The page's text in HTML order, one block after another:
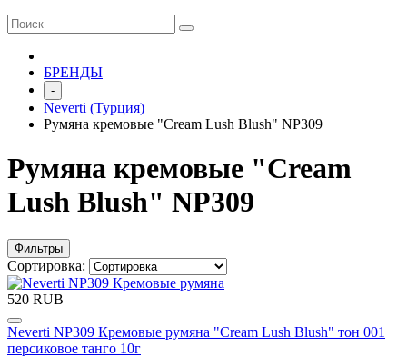
БРЕНДЫ
-
Neverti (Турция)
Румяна кремовые "Cream Lush Blush" NP309
Румяна кремовые "Cream
Lush Blush" NP309
Фильтры
Сортировка:
520 RUB
Neverti NP309 Кремовые румяна "Cream Lush Blush" тон 001
персиковое танго 10г